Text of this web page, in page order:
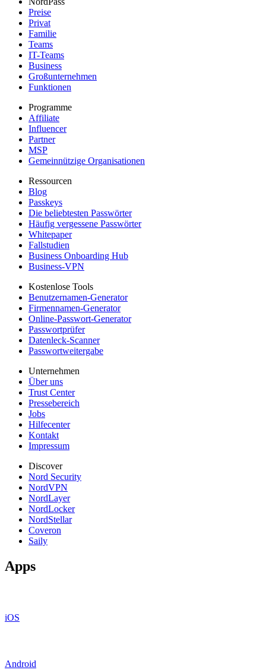
Preise
Privat
Familie
Teams
IT-Teams
Business
Großunternehmen
Funktionen
Programme
Affiliate
Influencer
Partner
MSP
Gemeinnützige Organisationen
Ressourcen
Blog
Passkeys
Die beliebtesten Passwörter
Häufig vergessene Passwörter
Whitepaper
Fallstudien
Business Onboarding Hub
Business-VPN
Kostenlose Tools
Benutzernamen-Generator
Firmennamen-Generator
Online-Passwort-Generator
Passwortprüfer
Datenleck-Scanner
Passwortweitergabe
Unternehmen
Über uns
Trust Center
Pressebereich
Jobs
Hilfecenter
Kontakt
Impressum
Discover
Nord Security
NordVPN
NordLayer
NordLocker
NordStellar
Coveron
Saily
Apps
iOS
Android